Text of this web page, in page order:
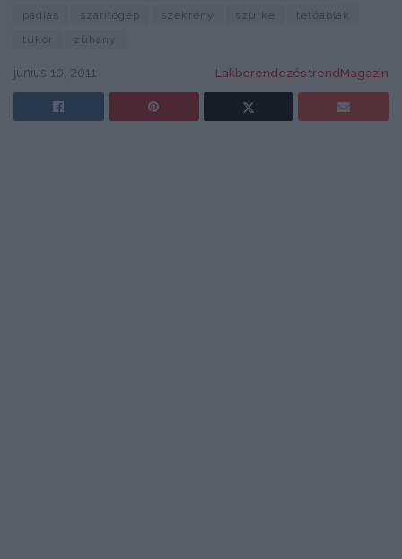
padlás
szárítógép szekrény szürke
tetőablak
tükör
zuhany
június 10, 2011 Lakberendezés trendMagazin